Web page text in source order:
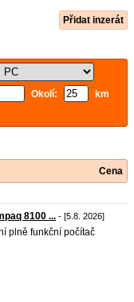
Přidat inzerát
Okolí:
km
Cena
8100 ... - [5.8. 2026]
plně funkční počítač